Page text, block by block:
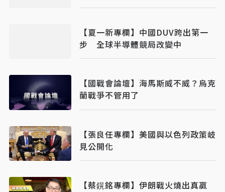
【夏一新專欄】中國DUV跨出第一
步 全球半導體競局改變中
【國戰會論壇】海馬斯威不威？烏克
蘭戰爭不管用了
【張良任專欄】美國與以色列政策岐
見公開化
【蔡鎤銘專欄】伊朗戰火燒出真贏